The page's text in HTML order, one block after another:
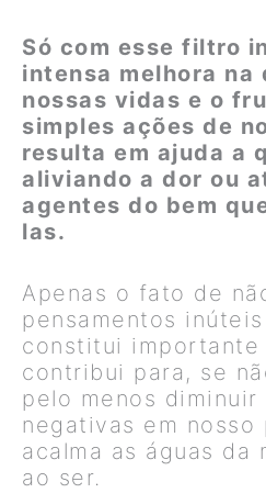
Só com esse filtro
intensa melhora na
nossas vidas e o
simples ações de
resulta em ajuda a
aliviando a dor ou
agentes do bem
las.
Apenas o fato de
pensamentos
constitui importante
contribui para, se
pelo menos
negativas em nosso
acalma as águas da
ao ser.